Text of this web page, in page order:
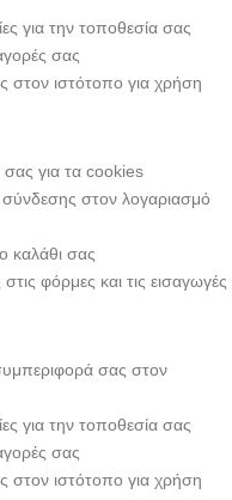
για την τοποθεσία σας
σας
στον ιστότοπο για χρήση
σας για τα cookies
στον λογαριασμό
καλάθι σας
φόρμες και τις εισαγωγές
σας στον
για την τοποθεσία σας
σας
στον ιστότοπο για χρήση